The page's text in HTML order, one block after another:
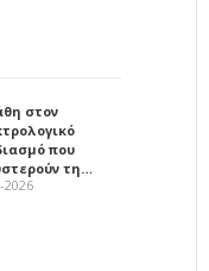
στον
που
τη…
2026